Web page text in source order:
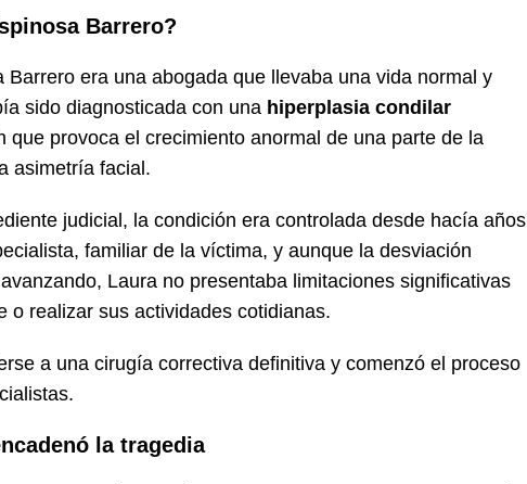
Barrero?
Barrero era una abogada que llevaba una vida normal y
sido diagnosticada con una hiperplasia condilar
que provoca el crecimiento anormal de una parte de la
asimetría facial.
judicial, la condición era controlada desde hacía años
familiar de la víctima, y aunque la desviación
Laura no presentaba limitaciones significativas
o realizar sus actividades cotidianas.
a una cirugía correctiva definitiva y comenzó el proceso
la tragedia